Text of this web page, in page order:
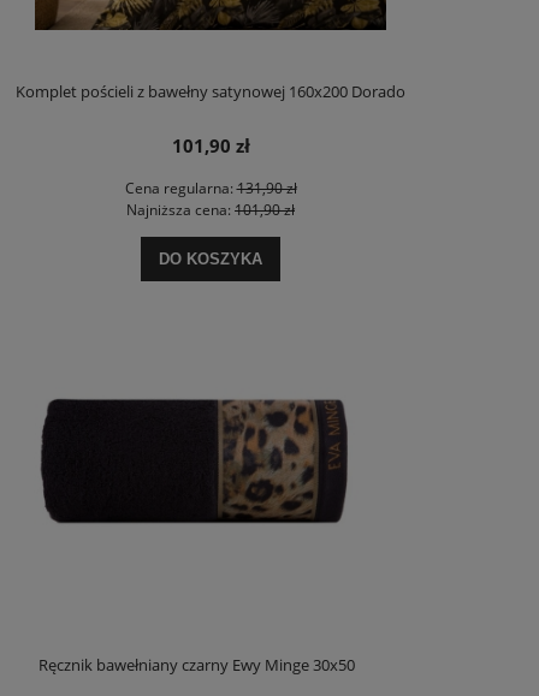
Komplet pościeli z bawełny satynowej 160x200 Dorado
101,90 zł
Cena regularna:131,90 zł
Najniższa cena: 101,90 zł
DO KOSZYKA
Ręcznik bawełniany czarny Ewy Minge 30x50